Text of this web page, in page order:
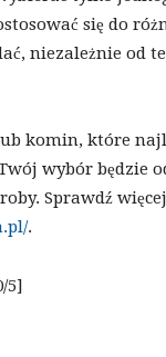
się do
niezależnie od
komin, które
wybór będzie
Sprawdź
.
5]